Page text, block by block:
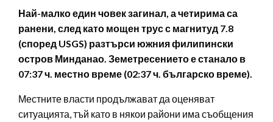
Най-малко един човек загинал, а четирима са
ранени, след като мощен трус с магнитуд 7.8
(според USGS) разтърси южния филипински
остров Минданао. Земетресението е станало в
07:37 ч. местно време (02:37 ч. българско време).
Местните власти продължават да оценяват
ситуацията, тъй като в някои райони има съобщения